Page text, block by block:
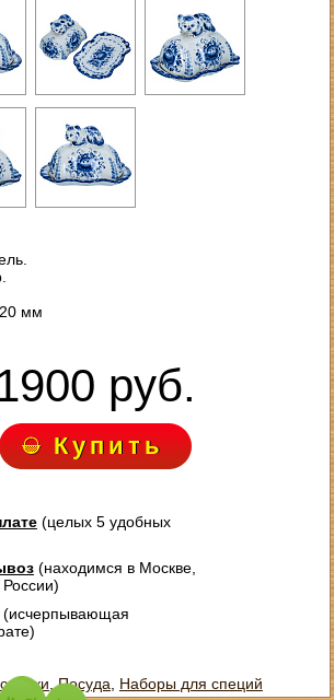
мм
руб.
Купить
(целых 5 удобных
(находимся в Москве,
,Посуда Наборы для специй